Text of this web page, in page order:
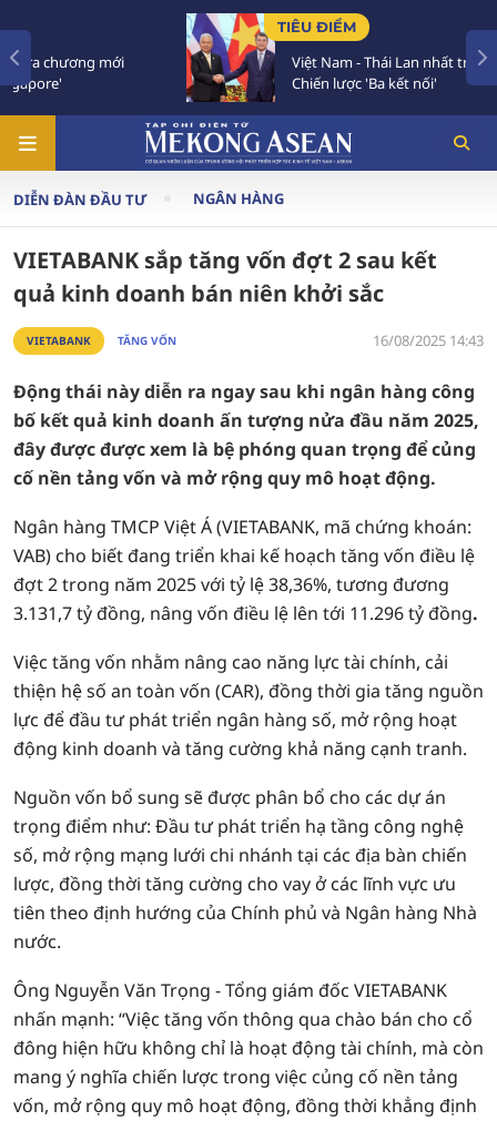
TIÊU ĐIỂM
Việt Nam - Thái Lan nhất trí triển khai thực chất
Chiến lược 'Ba kết nối'
DIỄN ĐÀN ĐẦU TƯ NGÂN HÀNG
VIETABANK sắp tăng vốn đợt 2 sau kết
quả kinh doanh bán niên khởi sắc
VIETABANK TĂNG VỐN 16/08/2025 14:43
Động thái này diễn ra ngay sau khi ngân hàng công
bố kết quả kinh doanh ấn tượng nửa đầu năm 2025,
đây được được xem là bệ phóng quan trọng để củng
cố nền tảng vốn và mở rộng quy mô hoạt động.
Ngân hàng TMCP Việt Á (VIETABANK, mã chứng khoán:
VAB) cho biết đang triển khai kế hoạch tăng vốn điều lệ
đợt 2 trong năm 2025 với tỷ lệ 38,36%, tương đương
3.131,7 tỷ đồng, nâng vốn điều lệ lên tới 11.296 tỷ đồng.
Việc tăng vốn nhằm nâng cao năng lực tài chính, cải
thiện hệ số an toàn vốn (CAR), đồng thời gia tăng nguồn
lực để đầu tư phát triển ngân hàng số, mở rộng hoạt
động kinh doanh và tăng cường khả năng cạnh tranh.
Nguồn vốn bổ sung sẽ được phân bổ cho các dự án
trọng điểm như: Đầu tư phát triển hạ tầng công nghệ
số, mở rộng mạng lưới chi nhánh tại các địa bàn chiến
lược, đồng thời tăng cường cho vay ở các lĩnh vực ưu
tiên theo định hướng của Chính phủ và Ngân hàng Nhà
nước.
Ông Nguyễn Văn Trọng - Tổng giám đốc VIETABANK
nhấn mạnh: “Việc tăng vốn thông qua chào bán cho cổ
đông hiện hữu không chỉ là hoạt động tài chính, mà còn
mang ý nghĩa chiến lược trong việc củng cố nền tảng
vốn, mở rộng quy mô hoạt động, đồng thời khẳng định